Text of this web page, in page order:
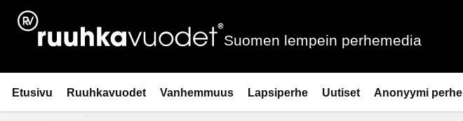
Siirry
sisältöön
Ruuhkavuodet.fi
Suomen lempein perhemedia
Etusivu Ruuhkavuodet Vanhemmuus Lapsiperhe Uutiset Anonyymi perhe